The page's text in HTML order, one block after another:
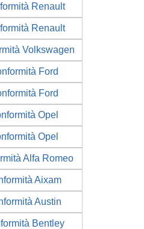
Renault
Renault
Volkswagen
Ford
Ford
Opel
Opel
Alfa Romeo
Aixam
Austin
Bentley